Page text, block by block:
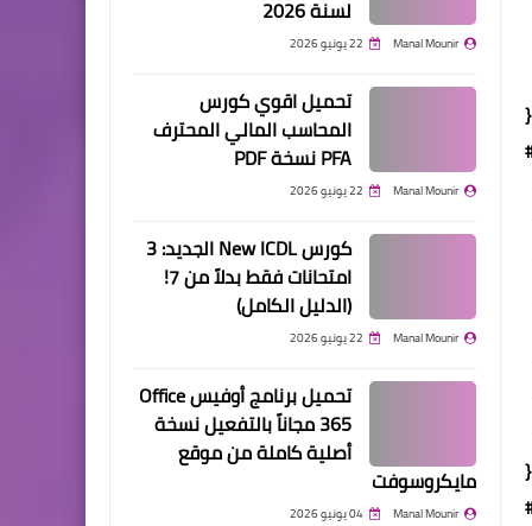
لسنة 2026
Manal Mounir 22 يونيو 2026
تحميل اقوي كورس
المحاسب المالي المحترف
PFA نسخة PDF
Manal Mounir 22 يونيو 2026
كورس New ICDL الجديد: 3
امتحانات فقط بدلاً من 7!
(الدليل الكامل)
Manal Mounir 22 يونيو 2026
تحميل برنامج أوفيس Office
365 مجاناً بالتفعيل نسخة
أصلية كاملة من موقع
مايكروسوفت
Manal Mounir 04 يونيو 2026